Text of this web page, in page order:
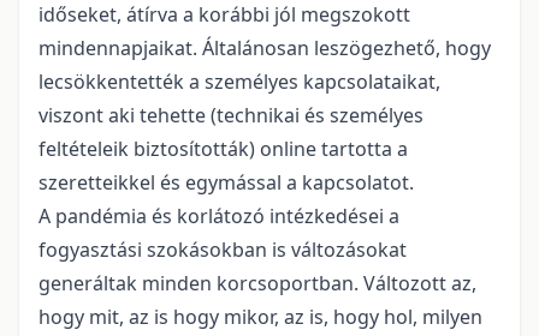
időseket, átírva a korábbi jól megszokott
mindennapjaikat. Általánosan leszögezhető, hogy
lecsökkentették a személyes kapcsolataikat,
viszont aki tehette (technikai és személyes
feltételeik biztosították) online tartotta a
szeretteikkel és egymással a kapcsolatot.
A pandémia és korlátozó intézkedései a
fogyasztási szokásokban is változásokat
generáltak minden korcsoportban. Változott az,
hogy mit, az is hogy mikor, az is, hogy hol, milyen